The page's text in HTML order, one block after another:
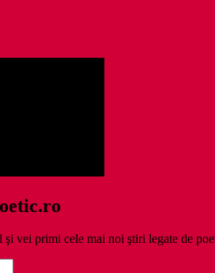
şi vei primi cele mai noi ştiri legate de